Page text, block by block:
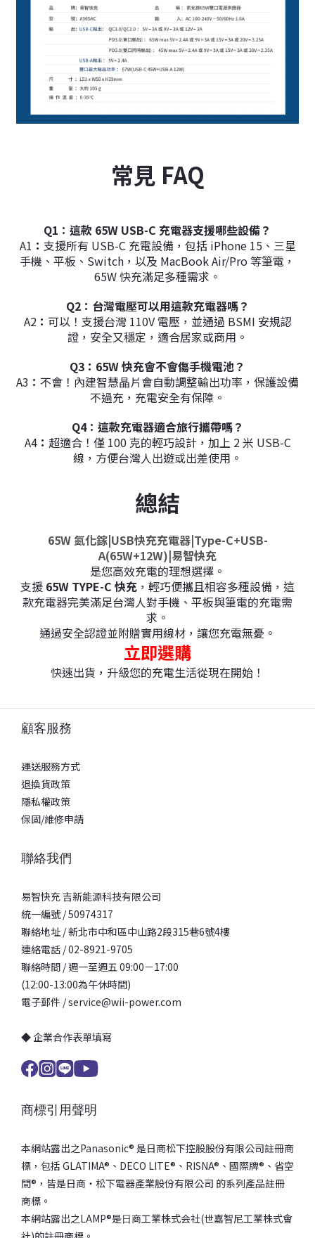
常見 FAQ
Q1：這款 65W USB-C 充電器支援哪些設備？
A1 ： 支援所有 USB-C 充電設備，包括 iPhone 15、三星
手機、平板、Switch，以及 MacBook Air/Pro 等筆電，
65W 快充滿足多種需求。
Q2： 台灣電壓可以用這款充電器嗎？
A2： 可以！支援台灣 110V 電壓，並通過 BSMI 安規認
證，安全又穩定，適合居家或商用。
Q3： 65W 快充會不會傷手機電池？
A3 ： 不會！內建智慧晶片會自動調整輸出功率，保護設備
不過充，充電安全有保障。
Q4： 這款充電器適合旅行攜帶嗎？
A4： 超適合！僅 100 克的輕巧設計，加上 2 米 USB-C
線，方便台灣人出遊或出差使用。
總結
65W 氮化鎵|USB快充充電器|Type-C+USB-
A(65W+12W)|易智快充
是您高效充電的理想選擇。
支援 65W TYPE-C 快充 ，輕巧便攜且相容多種設備，這
款充電器完美滿足台灣人對手機、平板與筆電的充電需
求。
通過安全認證並附贈實用線材，讓您充電無憂。
立即選購
快速出貨，升級您的充電生活從現在開始！
顧客服務
運送服務方式
退換貨政策
隱私權政策
保固/維修申請
聯絡我們
易智快充 吉新能源科技有限公司
統一編號 / 50974317
聯絡地址 / 新北市中和區中山路2段315巷6號4樓
連絡電話 / 02-8921-9705
聯絡時間 / 週一至週五 09:00－17:00
(12:00-13:00為午休時間)
電子郵件 / service@wii-power.com
◆ 企業合作表單填寫
商標引用聲明
本網站露出之Panasonic® 是日商松下控股股份有限公司註冊商
標，包括 GLATIMA®、DECO LITE®、RISNA®、國際牌®、省空
間®，皆是日商‧松下電器產業股份有限公司 的系列產品註冊
商標。
本網站露出之LAMP®是⽇商⼯業株式会社(世嘉智尼⼯業株式會